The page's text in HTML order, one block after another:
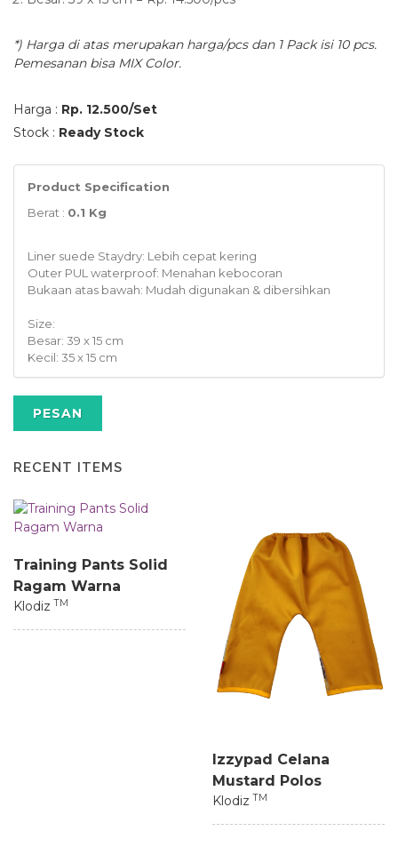
*) Harga di atas merupakan harga/pcs dan 1 Pack isi 10 pcs.
Pemesanan bisa MIX Color.
Harga : Rp. 12.500/Set
Stock : Ready Stock
Product Specification
Berat : 0.1 Kg
Liner suede Staydry: Lebih cepat kering
Outer PUL waterproof: Menahan kebocoran
Bukaan atas bawah: Mudah digunakan & dibersihkan
Size:
Besar: 39 x 15 cm
Kecil: 35 x 15 cm
PESAN
RECENT ITEMS
Training Pants Solid
Ragam Warna
Klodiz TM
Izzypad Celana
Mustard Polos
Klodiz TM